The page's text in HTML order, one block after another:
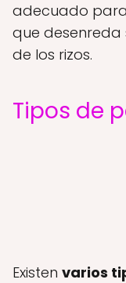
adecuado
que
de los rizos.
Tipos de
Existen varios